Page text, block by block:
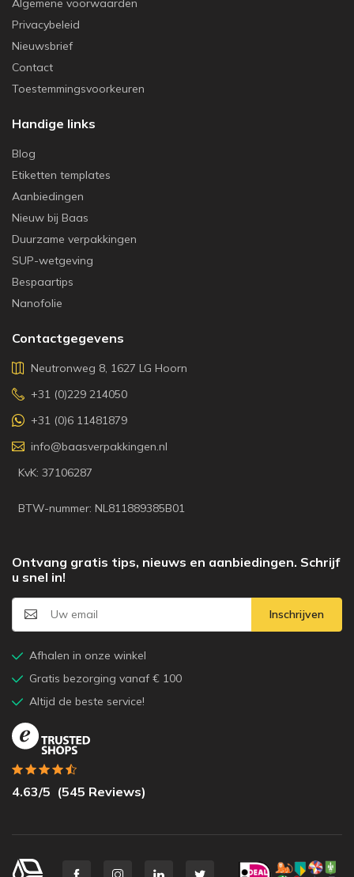
Algemene voorwaarden
Privacybeleid
Nieuwsbrief
Contact
Toestemmingsvoorkeuren
Handige links
Blog
Etiketten templates
Aanbiedingen
Nieuw bij Baas
Duurzame verpakkingen
SUP-wetgeving
Bespaartips
Nanofolie
Contactgegevens
Neutronweg 8, 1627 LG Hoorn
+31 (0)229 214050
+31 (0)6 11481879
info@baasverpakkingen.nl
KvK: 37106287
BTW-nummer: NL811889385B01
Ontvang gratis tips, nieuws en aanbiedingen. Schrijf
u snel in!
Inschrijven
Afhalen in onze winkel
Gratis bezorging vanaf € 100
Altijd de beste service!
4.63/5 (545 Reviews)